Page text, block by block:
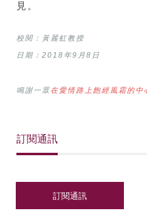
見。
校閱：黃麗虹教授
日期：2018年9月8日
鳴謝一眾在愛情路上飽經風霜的中
訂閱通訊